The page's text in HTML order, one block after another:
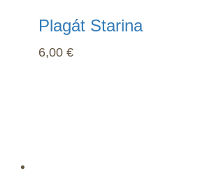
Plagát Starina
6,00 €